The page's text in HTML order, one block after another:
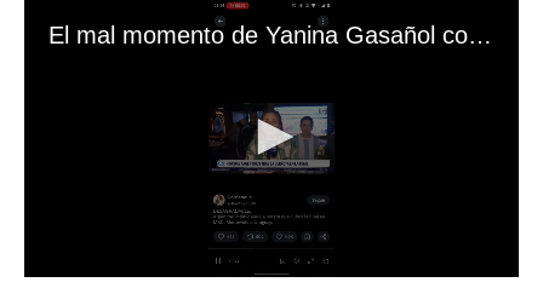
El mal momento de Yanina Gasañol con un hincha argentino en "Subrayado"